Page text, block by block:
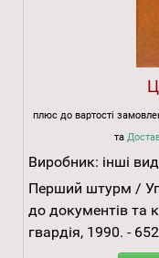
плюс до вартості
та
Виробник: інші
Перший штурм /
до документів та
гвардія, 1990. -